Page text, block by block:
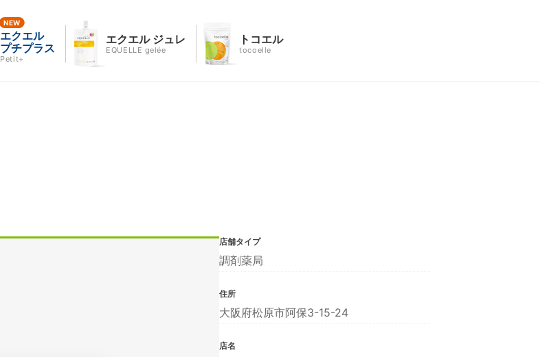
エクエル
プチプラス
Petit+
エクエル ジュレ
EQUELLE gelée
トコエル
tocoelle
店舗タイプ
調剤薬局
住所
大阪府松原市阿保3-15-24
店名